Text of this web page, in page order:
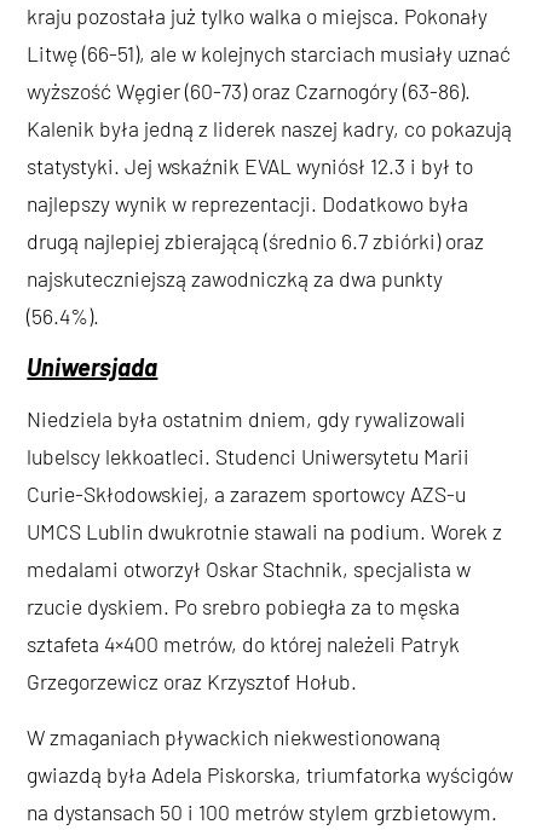
kraju pozostała już tylko walka o miejsca. Pokonały
Litwę (66-51), ale w kolejnych starciach musiały uznać
wyższość Węgier (60-73) oraz Czarnogóry (63-86).
Kalenik była jedną z liderek naszej kadry, co pokazują
statystyki. Jej wskaźnik EVAL wyniósł 12.3 i był to
najlepszy wynik w reprezentacji. Dodatkowo była
drugą najlepiej zbierającą (średnio 6.7 zbiórki) oraz
najskuteczniejszą zawodniczką za dwa punkty
(56.4%).
Uniwersjada
Niedziela była ostatnim dniem, gdy rywalizowali
lubelscy lekkoatleci. Studenci Uniwersytetu Marii
Curie-Skłodowskiej, a zarazem sportowcy AZS-u
UMCS Lublin dwukrotnie stawali na podium. Worek z
medalami otworzył Oskar Stachnik, specjalista w
rzucie dyskiem. Po srebro pobiegła za to męska
sztafeta 4×400 metrów, do której należeli Patryk
Grzegorzewicz oraz Krzysztof Hołub.
W zmaganiach pływackich niekwestionowaną
gwiazdą była Adela Piskorska, triumfatorka wyścigów
na dystansach 50 i 100 metrów stylem grzbietowym.